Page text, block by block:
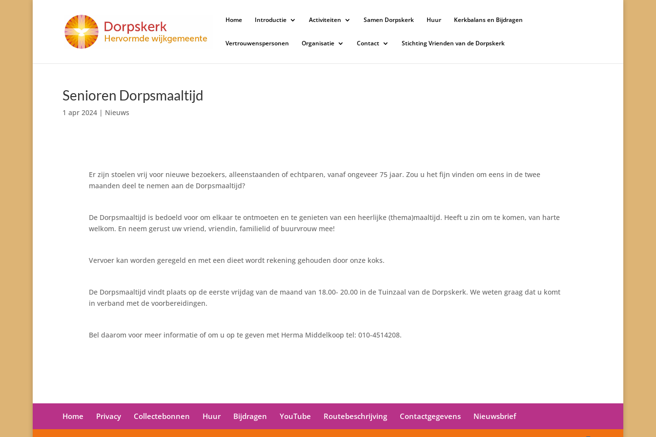
Home Introductie Activiteiten Samen Dorpskerk Huur Kerkbalans en Bijdragen
Vertrouwenspersonen Organisatie Contact Stichting Vrienden van de Dorpskerk
Senioren Dorpsmaaltijd
1 apr 2024| Nieuws
Er zijn stoelen vrij voor nieuwe bezoekers, alleenstaanden of echtparen, vanaf ongeveer 75 jaar. Zou u het fijn vinden om eens in de twee
maanden deel te nemen aan de Dorpsmaaltijd?
De Dorpsmaaltijd is bedoeld voor om elkaar te ontmoeten en te genieten van een heerlijke (thema)maaltijd. Heeft u zin om te komen, van harte
welkom. En neem gerust uw vriend, vriendin, familielid of buurvrouw mee!
Vervoer kan worden geregeld en met een dieet wordt rekening gehouden door onze koks.
De Dorpsmaaltijd vindt plaats op de eerste vrijdag van de maand van 18.00- 20.00 in de Tuinzaal van de Dorpskerk. We weten graag dat u komt
in verband met de voorbereidingen.
Bel daarom voor meer informatie of om u op te geven met Herma Middelkoop tel: 010-4514208.
Home Privacy Collectebonnen Huur Bijdragen YouTube Routebeschrijving Contactgegevens Nieuwsbrief